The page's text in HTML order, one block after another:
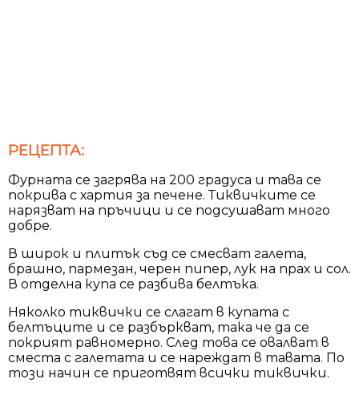
РЕЦЕПТА:
Фурната се загрява на 200 градуса и тава се
покрива с хартия за печене. Тиквичките се
нарязват на пръчици и се подсушават много
добре.
В широк и плитък съд се смесват галета,
брашно, пармезан, черен пипер, лук на прах и сол.
В отделна купа се разбива белтъка.
Няколко тиквички се слагат в купата с
белтъците и се разбъркват, така че да се
покрият равномерно. След това се овалват в
сместа с галетата и се нареждат в тавата. По
този начин се приготвят всички тиквички.